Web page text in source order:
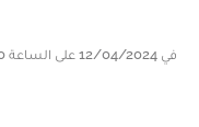
في 12/04/2024 على الساعة 20:00